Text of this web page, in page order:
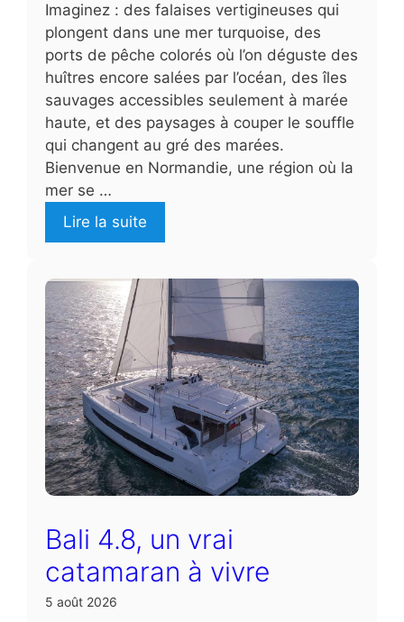
Imaginez : des falaises vertigineuses qui
plongent dans une mer turquoise, des
ports de pêche colorés où l’on déguste des
huîtres encore salées par l’océan, des îles
sauvages accessibles seulement à marée
haute, et des paysages à couper le souffle
qui changent au gré des marées.
Bienvenue en Normandie, une région où la
mer se …
Lire la suite
Bali 4.8, un vrai
catamaran à vivre
5 août 2026